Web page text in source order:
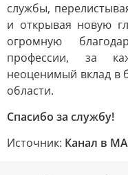
службы,
и открывая новую
огромную
профессии, за
неоценимый вклад в
области.
Спасибо за службу!
Источник: Канал в